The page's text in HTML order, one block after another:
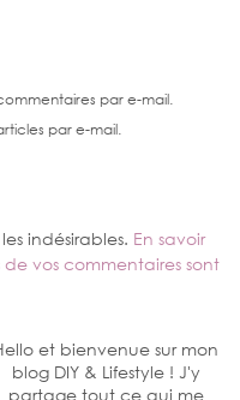
par e-mail.
par e-mail.
indésirables. En savoir
vos commentaires sont
et bienvenue sur mon
blog DIY & Lifestyle ! J'y
partage tout ce qui me